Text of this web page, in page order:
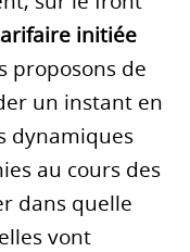
initiée
proposons de
un instant en
dynamiques
au cours des
dans quelle
vont